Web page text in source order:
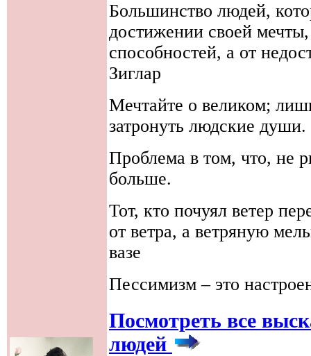
Большинство людей,
достижении своей мечты,
способностей, а от
Зиглар
Мечтайте о великом;
затронуть людские
Проблема в том, что, не
больше.
Тот, кто почуял ветер
от ветра, а ветряную
вазе
Пессимизм – это
Посмотреть все
людей